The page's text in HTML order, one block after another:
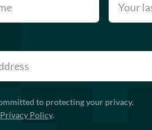
to protecting your privacy.
Privacy Policy.